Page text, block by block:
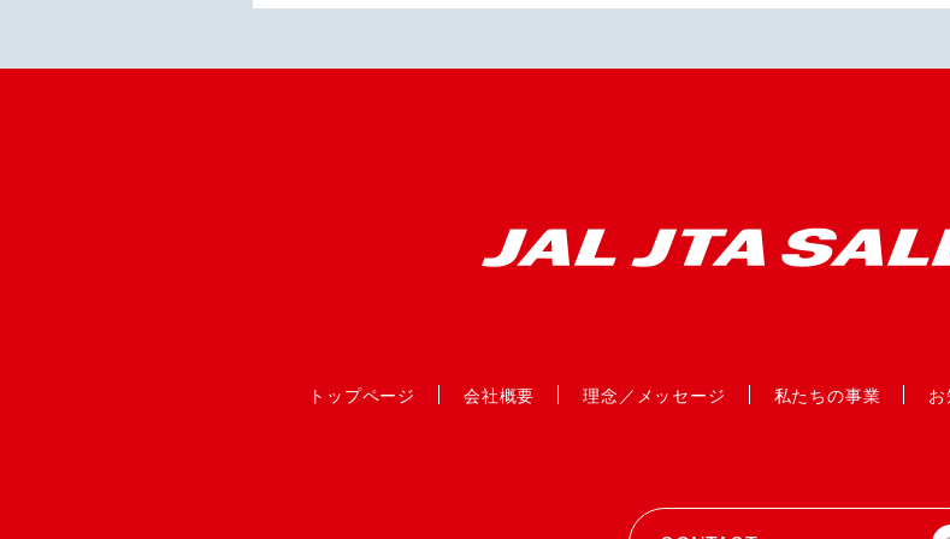
トップページ 会社概要 理念／メッセージ 私たちの事業